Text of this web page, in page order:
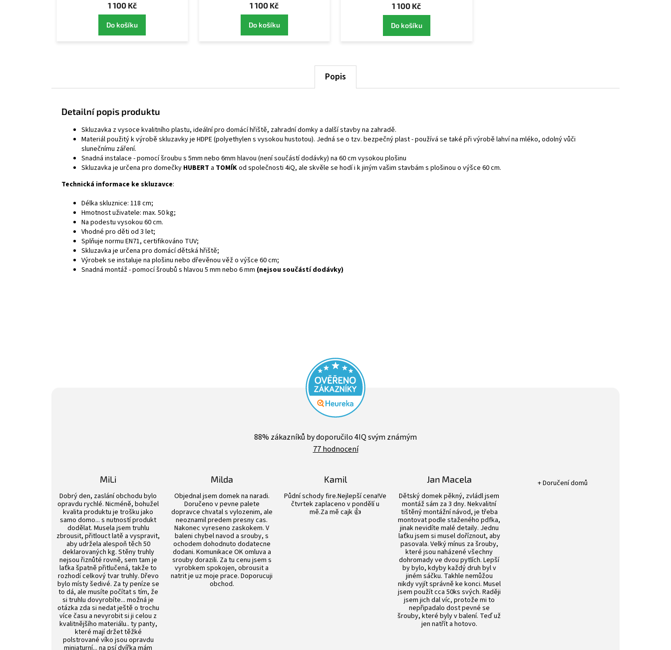
1 100 Kč
Do košíku
1 100 Kč
Do košíku
1 100 Kč
Do košíku
Popis
Detailní popis produktu
Skluzavka z vysoce kvalitního plastu, ideální pro domácí hřiště, zahradní domky a další stavby na zahradě.
Materiál použitý k výrobě skluzavky je HDPE (polyethylen s vysokou hustotou). Jedná se o tzv. bezpečný plast - používá se také při výrobě lahví na mléko, odolný vůči
slunečnímu záření.
Snadná instalace - pomocí šroubu s 5mm nebo 6mm hlavou (není součástí dodávky) na 60 cm vysokou plošinu
Skluzavka je určena pro domečky HUBERT a TOMÍKod společnosti 4iQ, ale skvěle se hodí i k jiným vašim stavbám s plošinou o výšce 60 cm.
Technická informace ke skluzavce:
Délka skluznice: 118 cm;
Hmotnost uživatele: max. 50 kg;
Na podestu vysokou 60 cm.
Vhodné pro děti od 3 let;
Splňuje normu EN71, certifikováno TUV;
Skluzavka je určena pro domácí dětská hřiště;
Výrobek se instaluje na plošinu nebo dřevěnou věž o výšce 60 cm;
Snadná montáž - pomocí šroubů s hlavou 5 mm nebo 6 mm (nejsou součástí dodávky)
hodnocení
obchodu
je
hvězdiček.
88% zákazníků by doporučilo 4IQ svým známým
77 hodnocení
MiLi
Dobrý den, zaslání obchodu bylo
opravdu rychlé. Nicméně, bohužel
kvalita produktu je trošku jako
samo domo... s nutností produkt
dodělat. Musela jsem truhlu
zbrousit, přitlouct latě a vyspravit,
aby udržela alespoň těch 50
deklarovaných kg. Stěny truhly
nejsou řiznůté rovně, sem tam je
laťka špatně přitlučená, takže to
rozhodí celkový tvar truhly. Dřevo
bylo místy šedivé. Za ty peníze se
to dá, ale musíte počítat s tím, že
si truhlu dovyrobíte... možná je
otázka zda si nedat ještě o trochu
více času a nevyrobit si ji celou z
kvalitnějšího materiálu.. ty panty,
které mají držet těžké
polstrované víko jsou opravdu
miniaturní... na psí dvířka mám
Milda
Objednal jsem domek na naradi.
Doručeno v pevne palete
dopravce chvatal s vylozenim, ale
neoznamil predem presny cas.
Nakonec vyreseno zaskokem. V
baleni chybel navod a srouby, s
ochodem dohodnuto dodatecne
dodani. Komunikace OK omluva a
srouby dorazili. Za tu cenu jsem s
vyrobkem spokojen, obrousit a
natrit je uz moje prace. Doporucuji
obchod.
Kamil
Půdní schody fire.Nejlepší cena!Ve
čtvrtek zaplaceno v pondělí u
mě.Za mě cajk 👍
Jan Macela
Dětský domek pěkný, zvládl jsem
montáž sám za 3 dny. Nekvalitní
tištěný montážní návod, je třeba
montovat podle staženého pdfka,
jinak nevidíte malé detaily. Jednu
laťku jsem si musel doříznout, aby
pasovala. Velký mínus za šrouby,
které jsou naházené všechny
dohromady ve dvou pytlích. Lepší
by bylo, kdyby každý druh byl v
jiném sáčku. Takhle nemůžou
nikdy vyjít správně ke konci. Musel
jsem použít cca 50ks svých. Raději
jsem jich dal víc, protože mi to
nepřipadalo dost pevné se
šrouby, které byly v balení. Teď už
jen natřít a hotovo.
+ Doručení domů